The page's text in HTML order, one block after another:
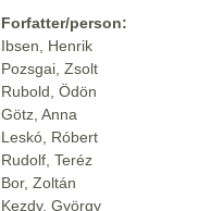
Forfatter/person:
Ibsen, Henrik
Pozsgai, Zsolt
Rubold, Ödön
Götz, Anna
Leskó, Róbert
Rudolf, Teréz
Bor, Zoltán
Kezdy, György